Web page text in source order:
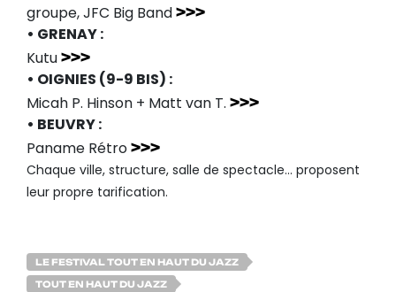
groupe, JFC Big Band>>>
• GRENAY :
Kutu>>>
• OIGNIES (9-9 BIS) :
Micah P. Hinson + Matt van T. >>>
• BEUVRY :
Paname Rétro>>>
Chaque ville, structure, salle de spectacle… proposent
leur propre tarification.
LE FESTIVAL TOUT EN HAUT DU JAZZ
TOUT EN HAUT DU JAZZ